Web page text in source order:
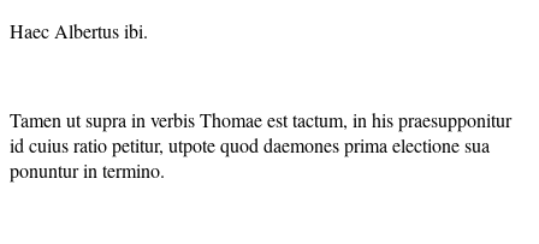
Haec Albertus ibi.
Tamen ut supra in verbis Thomae est tactum, in his praesupponitur
id cuius ratio petitur, utpote quod daemones prima electione sua
ponuntur in termino.